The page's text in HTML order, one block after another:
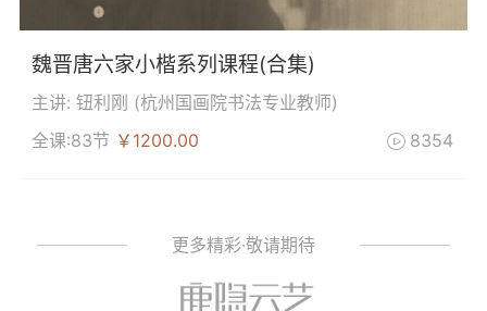
魏晋唐六家小楷系列课程(合集)
主讲: 钮利刚 (杭州国画院书法专业教师)
全课:83节 ￥1200.00  8354
更多精彩·敬请期待